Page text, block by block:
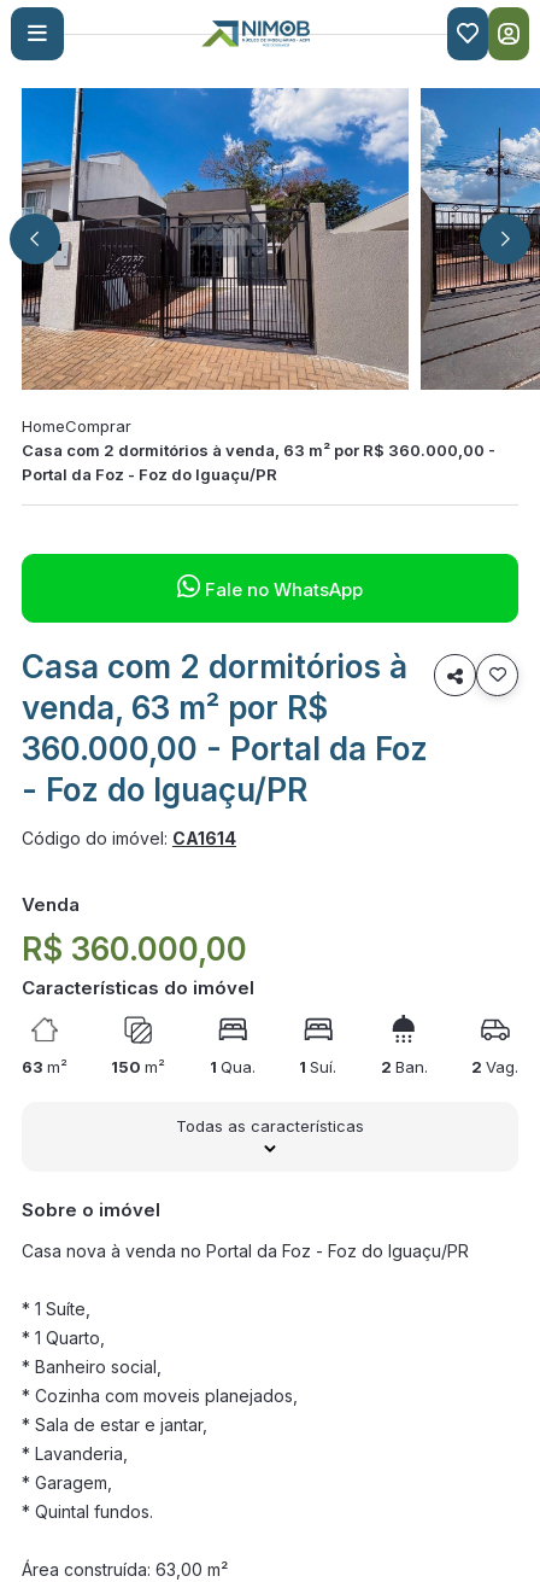

HomeComprar
Casa com 2 dormitórios à venda, 63 m² por R$ 360.000,00 -
Portal da Foz - Foz do Iguaçu/PR
 Fale no WhatsApp
Casa com 2 dormitórios à
venda, 63 m² por R$
360.000,00 - Portal da Foz
- Foz do Iguaçu/PR

Código do imóvel: CA1614
Venda
R$ 360.000,00
Características do imóvel
63 m² 150m² 1 Qua. 1Suí. 2 Ban. 2Vag.
Todas as características
Sobre o imóvel
Casa nova à venda no Portal da Foz - Foz do Iguaçu/PR
* 1 Suíte,
* 1 Quarto,
* Banheiro social,
* Cozinha com moveis planejados,
* Sala de estar e jantar,
* Lavanderia,
* Garagem,
* Quintal fundos.
Área construída: 63,00 m²